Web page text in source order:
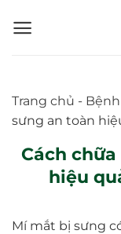
Trang chủ -
sưng an toàn
Cách
hiệu
Mí mắt bị sưng